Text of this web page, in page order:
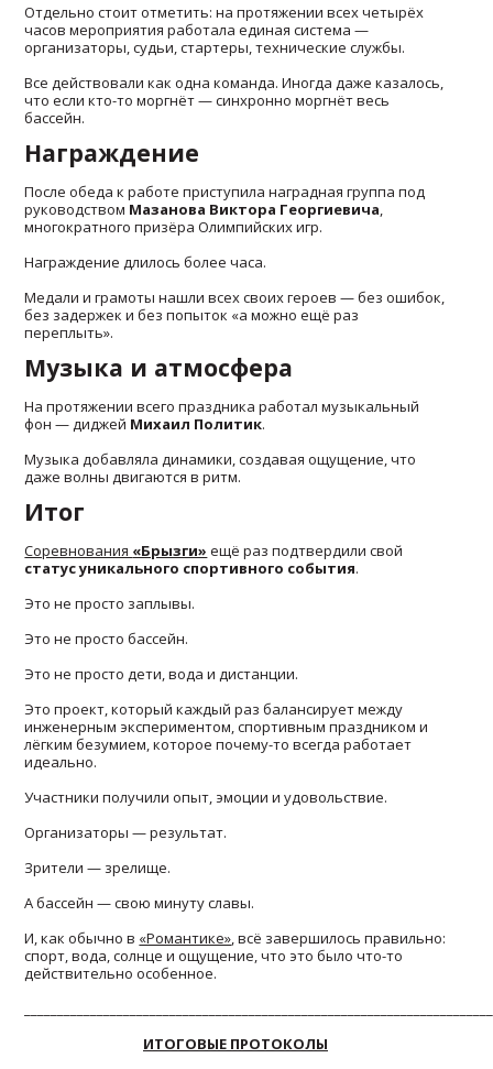
Отдельно стоит отметить: на протяжении всех четырёх
часов мероприятия работала единая система —
организаторы, судьи, стартеры, технические службы.
Все действовали как одна команда. Иногда даже казалось,
что если кто-то моргнёт — синхронно моргнёт весь
бассейн.
Награждение
После обеда к работе приступила наградная группа под
руководством Мазанова Виктора Георгиевича,
многократного призёра Олимпийских игр.
Награждение длилось более часа.
Медали и грамоты нашли всех своих героев — без ошибок,
без задержек и без попыток «а можно ещё раз
переплыть».
Музыка и атмосфера
На протяжении всего праздника работал музыкальный
фон — диджей Михаил Политик.
Музыка добавляла динамики, создавая ощущение, что
даже волны двигаются в ритм.
Итог
Соревнования «Брызги» ещё раз подтвердили свой
статус уникального спортивного события.
Это не просто заплывы.
Это не просто бассейн.
Это не просто дети, вода и дистанции.
Это проект, который каждый раз балансирует между
инженерным экспериментом, спортивным праздником и
лёгким безумием, которое почему-то всегда работает
идеально.
Участники получили опыт, эмоции и удовольствие.
Организаторы — результат.
Зрители — зрелище.
А бассейн — свою минуту славы.
И, как обычно в «Романтике», всё завершилось правильно:
спорт, вода, солнце и ощущение, что это было что-то
действительно особенное.
ИТОГОВЫЕ ПРОТОКОЛЫ